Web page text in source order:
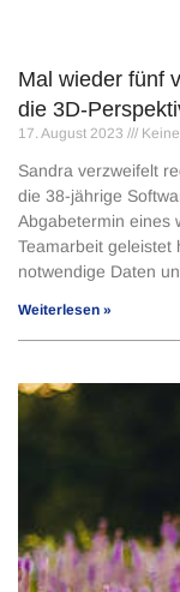
Mal wieder fünf
die 3D-
17. August 2023
Sandra verzweifelt
die 38-jährige
Abgabetermin eines
Teamarbeit geleistet
notwendige Daten
Weiterlesen »